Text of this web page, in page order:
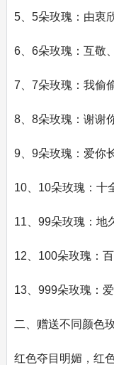
5、5朵玫瑰：由衷
6、6朵玫瑰：互敬
7、7朵玫瑰：我偷
8、8朵玫瑰：谢谢
9、9朵玫瑰：爱你
10、10朵玫瑰：十
11、99朵玫瑰：地
12、100朵玫瑰：
13、999朵玫瑰：
二、赠送不同颜色
红色夺目明媚，红